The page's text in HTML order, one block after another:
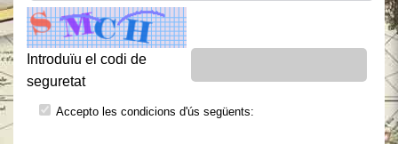
Introduïu el codi de
seguretat
Accepto les condicions d'ús següents: